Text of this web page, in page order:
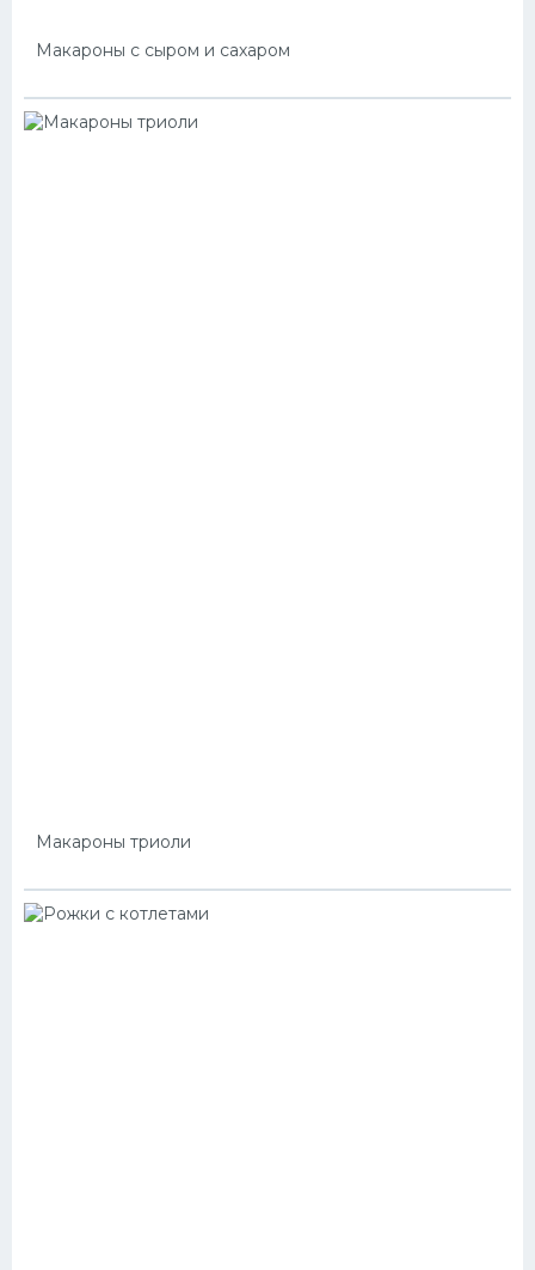
Макароны с сыром и сахаром
Макароны триоли